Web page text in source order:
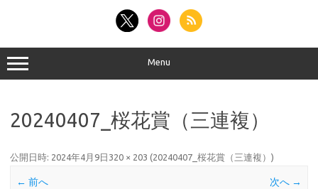
Menu
20240407_桜花賞（三連複）
公開日時: 2024年4月9日 320 × 203 (20240407_桜花賞（三連複） )
← 前へ 次へ →